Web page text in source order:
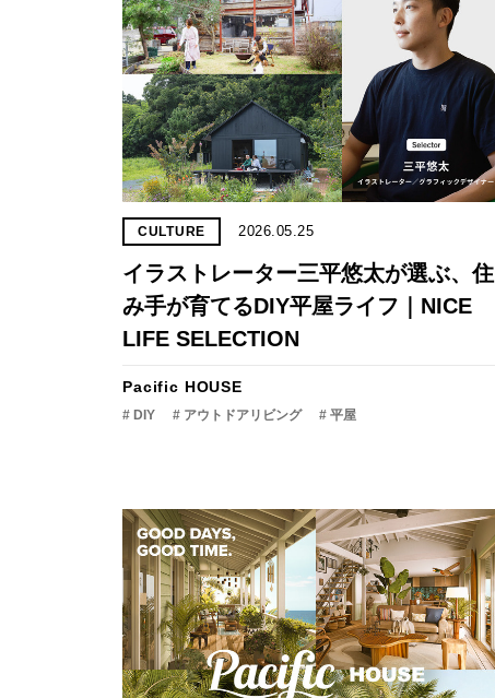
CULTURE 2026.05.25
イラストレーター三平悠太が選ぶ、住
み手が育てるDIY平屋ライフ｜NICE
LIFE SELECTION
Pacific HOUSE
# DIY # アウトドアリビング # 平屋